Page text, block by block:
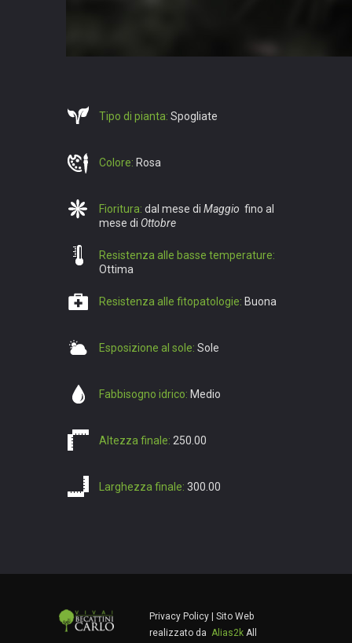
Tipo di pianta: Spogliate
Colore: Rosa
Fioritura: dal mese di Maggio fino al
mese di Ottobre
Resistenza alle basse temperature:
Ottima
Resistenza alle fitopatologie: Buona
Esposizione al sole: Sole
Fabbisogno idrico: Medio
Altezza finale: 250.00
Larghezza finale: 300.00
Privacy Policy | Sito Web
realizzato da Alias2k All